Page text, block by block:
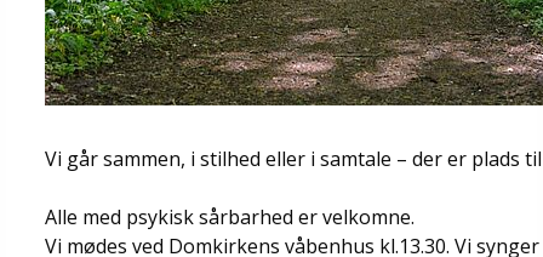
Vi går sammen, i stilhed eller i samtale – der er plads
Alle med psykisk sårbarhed er velkomne.
Vi mødes ved Domkirkens våbenhus kl.13.30. Vi